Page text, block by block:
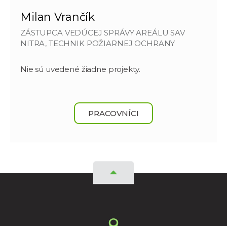
Milan Vrančík
ZÁSTUPCA VEDÚCEJ SPRÁVY AREÁLU SAV
NITRA, TECHNIK POŽIARNEJ OCHRANY
Nie sú uvedené žiadne projekty.
PRACOVNÍCI